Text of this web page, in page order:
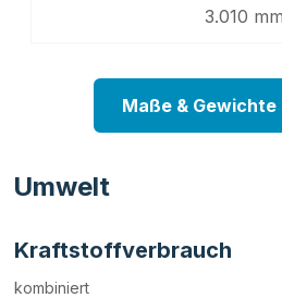
3.010 mm
Maße &
Umwelt
Kraftstoffverbrauch
kombiniert